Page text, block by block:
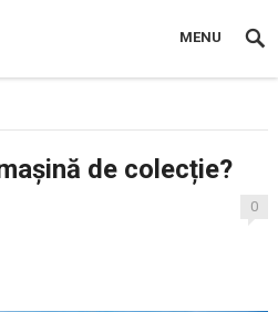
MENU
de colecție?
0